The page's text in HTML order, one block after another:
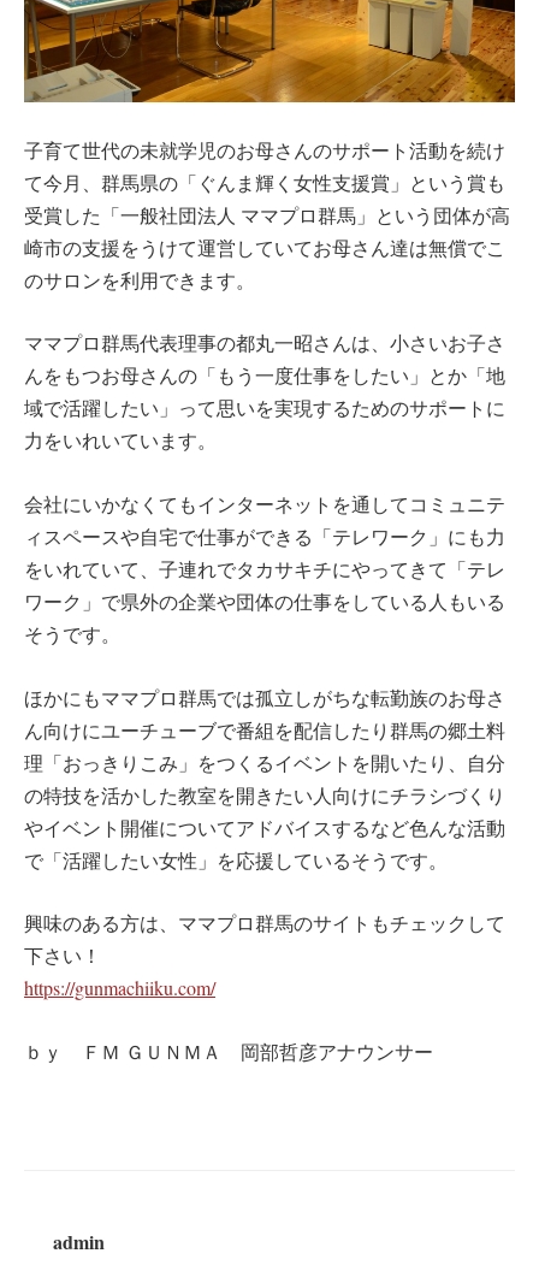
子育て世代の未就学児のお母さんのサポート活動を続け
て今月、群馬県の「ぐんま輝く女性支援賞」という賞も
受賞した「一般社団法人 ママプロ群馬」という団体が高
崎市の支援をうけて運営していてお母さん達は無償でこ
のサロンを利用できます。
ママプロ群馬代表理事の都丸一昭さんは、小さいお子さ
んをもつお母さんの「もう一度仕事をしたい」とか「地
域で活躍したい」って思いを実現するためのサポートに
力をいれいています。
会社にいかなくてもインターネットを通してコミュニテ
ィスペースや自宅で仕事ができる「テレワーク」にも力
をいれていて、子連れでタカサキチにやってきて「テレ
ワーク」で県外の企業や団体の仕事をしている人もいる
そうです。
ほかにもママプロ群馬では孤立しがちな転勤族のお母さ
ん向けにユーチューブで番組を配信したり群馬の郷土料
理「おっきりこみ」をつくるイベントを開いたり、自分
の特技を活かした教室を開きたい人向けにチラシづくり
やイベント開催についてアドバイスするなど色んな活動
で「活躍したい女性」を応援しているそうです。
興味のある方は、ママプロ群馬のサイトもチェックして
下さい！
https://gunmachiiku.com/
ｂｙ ＦＭ ＧＵＮＭＡ 岡部哲彦アナウンサー
admin